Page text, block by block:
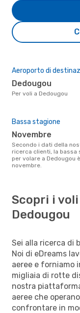
Aeroporto di
Dedougou
Per voli a Dedougou
Bassa stagione
novembre
Secondo i dati della nostra
ricerca clienti, la bassa
per volare a Dedougou è
novembre.
Scopri i
Dedougou
Sei alla ricerca di
Noi di eDreams
aeree e forniamo
migliaia di rotte
nostra
aeree che
confrontare in